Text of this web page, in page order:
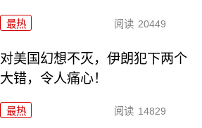
最热 阅读 20449
对美国幻想不灭，伊朗犯下两个
大错，令人痛心！
最热 阅读 14829